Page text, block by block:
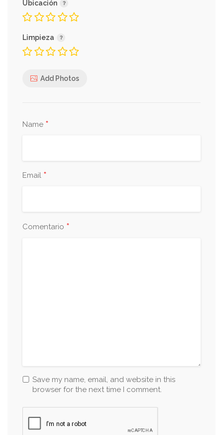
Ubicación
Limpieza
Add Photos
Name *
Email *
Comentario *
Save my name, email, and website in this
browser for the next time I comment.